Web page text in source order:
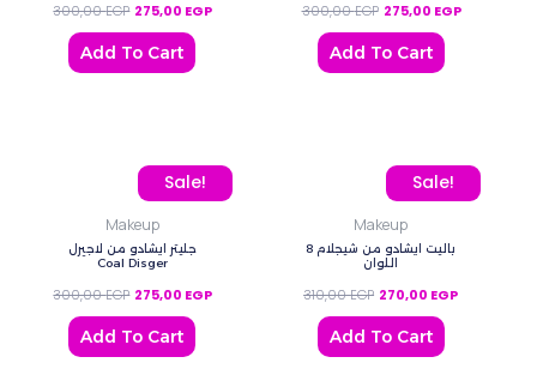
300,00EGP 275,00 EGP
Add To Cart
300,00EGP 275,00 EGP
Add To Cart
Sale!
Makeup
جليتر ايشادو من لاجيرل
Coal Disger
300,00EGP
Original price was: 300,00 EGP.
275,00 EGP
Current price is: 275,00 EGP.
Add To Cart
Sale!
Makeup
باليت ايشادو من شيجلام 8
اللوان
310,00EGP
Original price was:
270,00 EGP
Current
Add To Cart